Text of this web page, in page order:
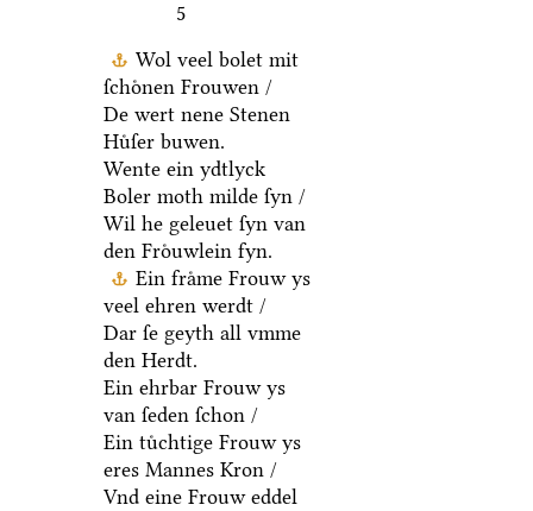
Wol veel bolet mit
ſchoͤnen Frouwen /
De wert nene Stenen
Huͤſer buwen.
Wente ein ydtlyck
Boler moth milde ſyn /
Wil he geleuet ſyn van
den Froͤuwlein fyn.
Ein fraͤme Frouw ys
veel ehren werdt /
Dar ſe geyth all vmme
den Herdt.
Ein ehrbar Frouw ys
van ſeden ſchon /
Ein tuͤchtige Frouw ys
eres Mannes Kron /